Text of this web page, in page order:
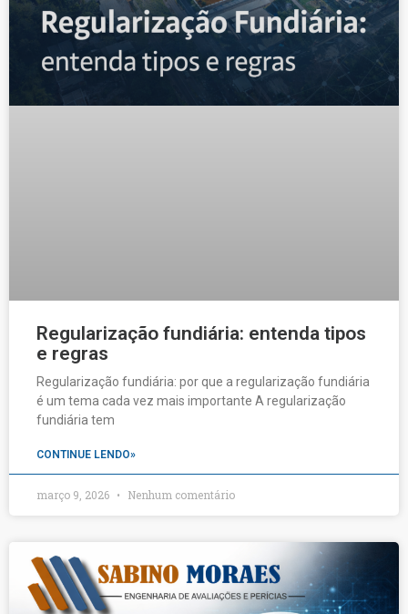
Regularização fundiária: entenda tipos
e regras
Regularização fundiária: por que a regularização fundiária
é um tema cada vez mais importante A regularização
fundiária tem
CONTINUE LENDO»
março 9, 2026 Nenhum comentário